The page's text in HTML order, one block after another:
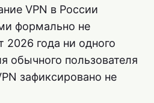
VPN в России
формально не
года ни одного
обычного пользователя
зафиксировано не